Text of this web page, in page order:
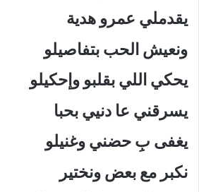
يقدملي عمرو هدية
ونعيش الحب بتفاصيلو
يحكي اللي بقلبو وإحكيلو
يسرقني عا دنيي بحبا
يغفى بِ حضني وغنيلو
نكبر مع بعض ونختير